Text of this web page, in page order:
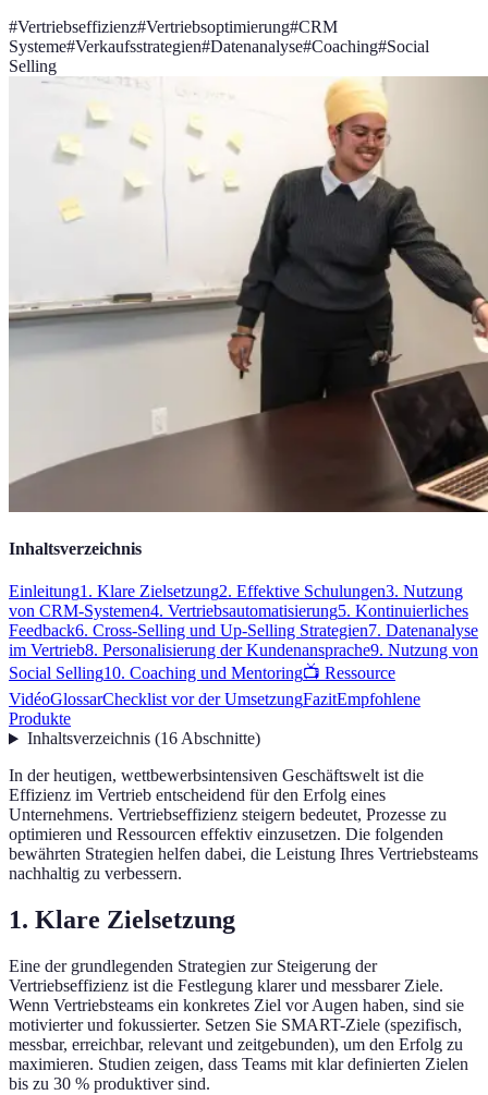
#Vertriebseffizienz#Vertriebsoptimierung#CRM
Systeme#Verkaufsstrategien#Datenanalyse#Coaching#Social
Selling
Inhaltsverzeichnis
Einleitung1. Klare Zielsetzung2. Effektive Schulungen3. Nutzung
von CRM-Systemen4. Vertriebsautomatisierung5. Kontinuierliches
Feedback6. Cross-Selling und Up-Selling Strategien7. Datenanalyse
im Vertrieb8. Personalisierung der Kundenansprache9. Nutzung von
Social Selling10. Coaching und Mentoring📺 Ressource
VidéoGlossarChecklist vor der UmsetzungFazitEmpfohlene
Produkte
Inhaltsverzeichnis(16Abschnitte)
In der heutigen, wettbewerbsintensiven Geschäftswelt ist die
Effizienz im Vertrieb entscheidend für den Erfolg eines
Unternehmens. Vertriebseffizienz steigern bedeutet, Prozesse zu
optimieren und Ressourcen effektiv einzusetzen. Die folgenden
bewährten Strategien helfen dabei, die Leistung Ihres Vertriebsteams
nachhaltig zu verbessern.
1. Klare Zielsetzung
Eine der grundlegenden Strategien zur Steigerung der
Vertriebseffizienz ist die Festlegung klarer und messbarer Ziele.
Wenn Vertriebsteams ein konkretes Ziel vor Augen haben, sind sie
motivierter und fokussierter. Setzen Sie SMART-Ziele (spezifisch,
messbar, erreichbar, relevant und zeitgebunden), um den Erfolg zu
maximieren. Studien zeigen, dass Teams mit klar definierten Zielen
bis zu 30 % produktiver sind.